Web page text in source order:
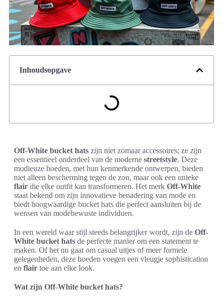
Inhoudsopgave
Off-White bucket hats zijn niet zomaar accessoires; ze zijn
een essentieel onderdeel van de moderne streetstyle. Deze
modieuze hoeden, met hun kenmerkende ontwerpen, bieden
niet alleen bescherming tegen de zon, maar ook een unieke
flair die elke outfit kan transformeren. Het merk Off-White
staat bekend om zijn innovatieve benadering van mode en
biedt hoogwaardige bucket hats die perfect aansluiten bij de
wensen van modebewuste individuen.
In een wereld waar stijl steeds belangrijker wordt, zijn de Off-
White bucket hats de perfecte manier om een statement te
maken. Of het nu gaat om casual uitjes of meer formele
gelegenheden, deze hoeden voegen een vleugje sophistication
en flair toe aan elke look.
Wat zijn Off-White bucket hats?